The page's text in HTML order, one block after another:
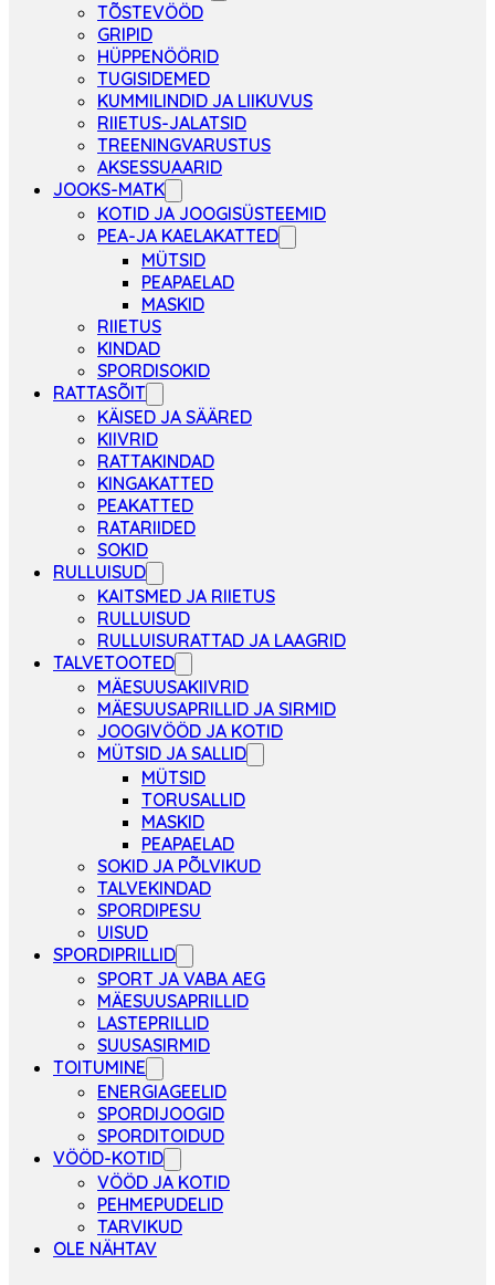
TÕSTEVÖÖD
GRIPID
HÜPPENÖÖRID
TUGISIDEMED
KUMMILINDID JA LIIKUVUS
RIIETUS-JALATSID
TREENINGVARUSTUS
AKSESSUAARID
JOOKS-MATK
KOTID JA JOOGISÜSTEEMID
PEA-JA KAELAKATTED
MÜTSID
PEAPAELAD
MASKID
RIIETUS
KINDAD
SPORDISOKID
RATTASÕIT
KÄISED JA SÄÄRED
KIIVRID
RATTAKINDAD
KINGAKATTED
PEAKATTED
RATARIIDED
SOKID
RULLUISUD
KAITSMED JA RIIETUS
RULLUISUD
RULLUISURATTAD JA LAAGRID
TALVETOOTED
MÄESUUSAKIIVRID
MÄESUUSAPRILLID JA SIRMID
JOOGIVÖÖD JA KOTID
MÜTSID JA SALLID
MÜTSID
TORUSALLID
MASKID
PEAPAELAD
SOKID JA PÕLVIKUD
TALVEKINDAD
SPORDIPESU
UISUD
SPORDIPRILLID
SPORT JA VABA AEG
MÄESUUSAPRILLID
LASTEPRILLID
SUUSASIRMID
TOITUMINE
ENERGIAGEELID
SPORDIJOOGID
SPORDITOIDUD
VÖÖD-KOTID
VÖÖD JA KOTID
PEHMEPUDELID
TARVIKUD
OLE NÄHTAV